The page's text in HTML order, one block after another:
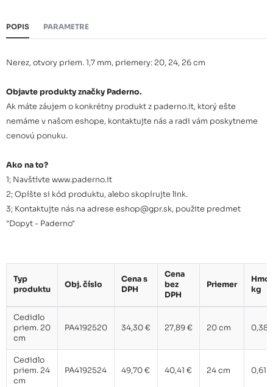
POPIS PARAMETRE
Nerez, otvory priem. 1,7 mm, priemery: 20, 24, 26 cm
Objavte produkty značky Paderno.
Ak máte záujem o konkrétny produkt z paderno.it, ktorý ešte
nemáme v našom eshope, kontaktujte nás a radi vám poskytneme
cenovú ponuku.
Ako na to?
1; Navštívte www.paderno.it
2; Opíšte si kód produktu, alebo skopírujte link.
3; Kontaktujte nás na adrese eshop@gpr.sk, použite predmet
"Dopyt - Paderno"
Typ
produktu
Obj. číslo
Cena s
DPH
Cena
bez
DPH
Priemer
kg
Cedidlo
priem. 20
cm
PA4192520 34,30 € 27,89 € 20 cm 0,38
Cedidlo
priem. 24
cm
PA4192524 49,70 € 40,41 € 24 cm 0,61